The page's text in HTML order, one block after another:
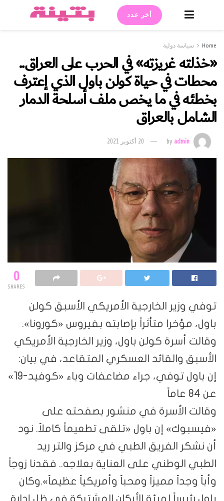
أخر عدد
Home سياسة دولية
«خذلته غريزته» في الحرب على العراق..
محطات في حياة كولن باول الذي إعترف
بخطئه في ما يخص ملف أسلحة الدمار
الشامل بالعراق
byadmin 20 أكتوبر 2021
0
SHARES
توفي وزير الخارجية الأمريكي الأسبق كولن
باول، مؤخرا متأثراً بإصابته بفيروس «كورونا».
وقالت أسرة كولن باول، وزير الخارجية الأمريكي
الأسبق والقائد العسكري المتقاعد، في بيان:
إن باول توفي، جراء مضاعفات وباء «كوفيد-19»
عن 84 عاماً
وقالت الأسرة في منشور بصفحته على
«فيسبوك» إن باول «تلقى تطعيماً كاملاً. نود
أن نشكر الفريق الطبي في مركز والتر ريد
الطبي الوطني على العناية بعلاجه.. فقدنا زوجاً
وأباً وجداً مميزاً ومحباً وأمريكياً عظيماً».وكان
باول رئيساً لهيئة الأركان المشتركة في ظل إدارة